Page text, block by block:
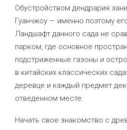
Обустройством дендрария
Гуанчжоу — именно поэтому
Ландшафт данного сада не
парком, где основное
подстриженные газоны и
в китайских классических
деревце и каждый предмет
отведенном месте.
Начать свое знакомство с